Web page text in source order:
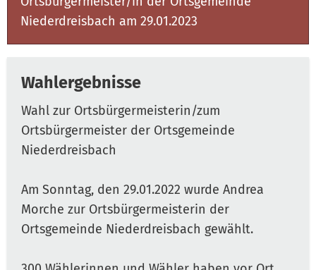
Niederdreisbach am 29.01.2023
Wahlergebnisse
Wahl zur Ortsbürgermeisterin/zum
Ortsbürgermeister der Ortsgemeinde
Niederdreisbach
Am Sonntag, den 29.01.2022 wurde Andrea
Morche zur Ortsbürgermeisterin der
Ortsgemeinde Niederdreisbach gewählt.